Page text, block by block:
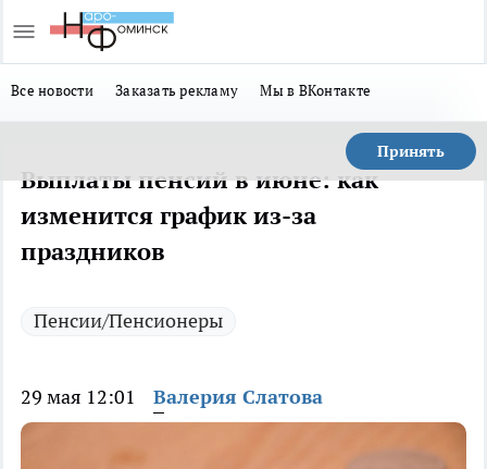
Все новости Заказать рекламу Мы в ВКонтакте
Принять
Выплаты пенсий в июне: как
изменится график из-за
праздников
Пенсии/Пенсионеры
29 мая 12:01 Валерия Слатова